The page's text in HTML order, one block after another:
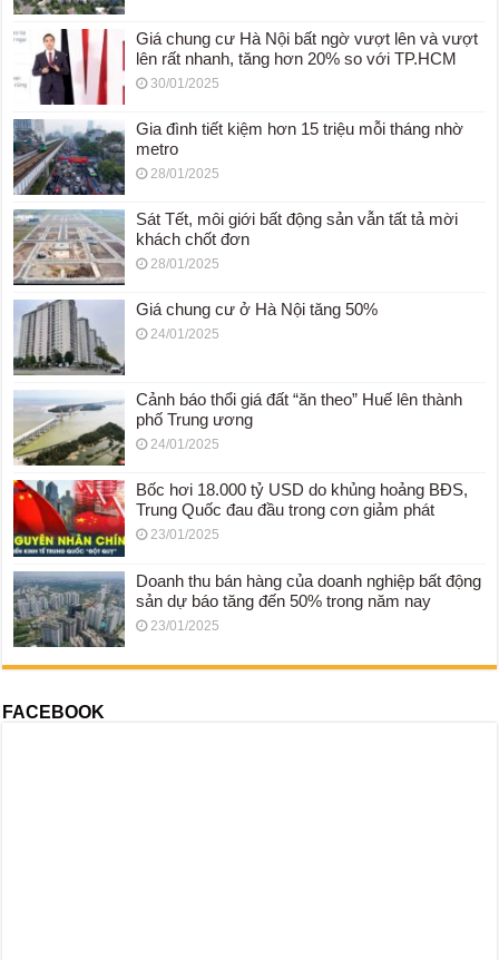
Giá chung cư Hà Nội bất ngờ vượt lên và vượt
lên rất nhanh, tăng hơn 20% so với TP.HCM
30/01/2025
Gia đình tiết kiệm hơn 15 triệu mỗi tháng nhờ
metro
28/01/2025
Sát Tết, môi giới bất động sản vẫn tất tả mời
khách chốt đơn
28/01/2025
Giá chung cư ở Hà Nội tăng 50%
24/01/2025
Cảnh báo thổi giá đất “ăn theo” Huế lên thành
phố Trung ương
24/01/2025
Bốc hơi 18.000 tỷ USD do khủng hoảng BĐS,
Trung Quốc đau đầu trong cơn giảm phát
23/01/2025
Doanh thu bán hàng của doanh nghiệp bất động
sản dự báo tăng đến 50% trong năm nay
23/01/2025
FACEBOOK